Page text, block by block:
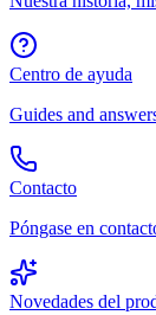
Centro de ayuda
Guides and
Contacto
Póngase en
Novedades del